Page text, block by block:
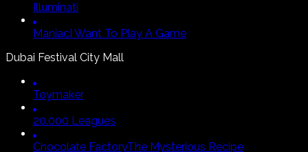
Illuminati
Maniac I Want To Play A Game
Dubai Festival City Mall
Toymaker
20.000 Leagues
Chocolate FactoryThe Mysterious Recipe